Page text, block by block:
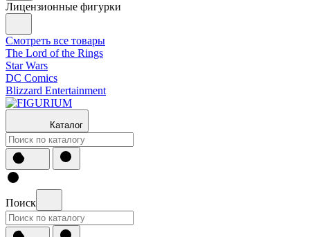
Лицензионные фигурки
Смотреть все товары
The Lord of the Rings
Star Wars
DC Comics
Blizzard Entertainment
Каталог
Поиск